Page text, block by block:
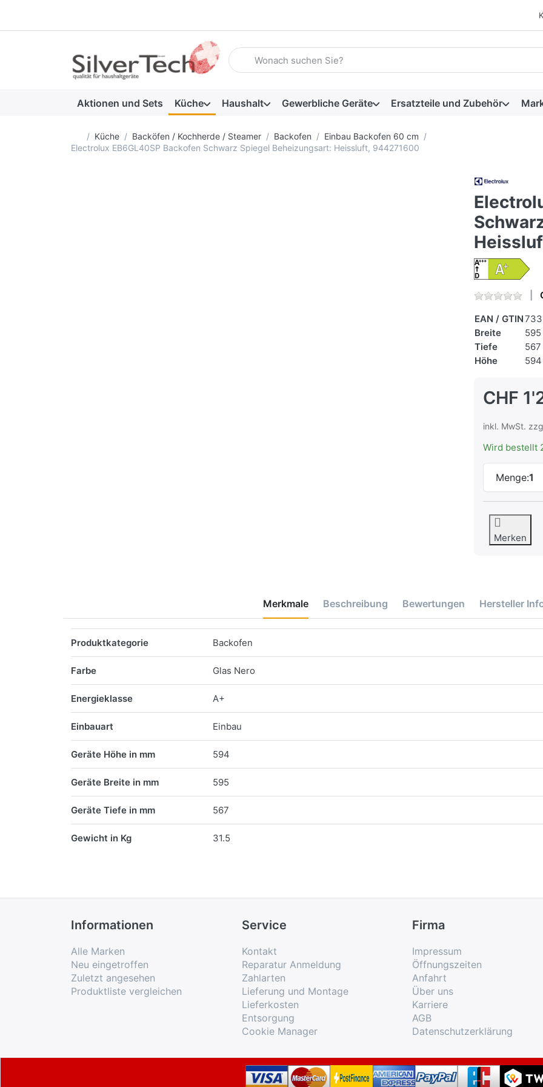
Geben Sie einen Suchbegriff ein. Während Sie tippen, erscheinen
Aktionen und Sets Küche Haushalt Gewerbliche Geräte Ersatzteile und Zubehör
Startseite
Küche Backöfen / Kochherde / Steamer Backofen
Einbau Backofen 60 cm
Electrolux EB6GL40SP Backofen Schwarz Spiegel Beheizungsart: Heissluft, 944271600
EAN / GTIN
Breite
Tiefe
Höhe
CHF
inkl. MwSt.
Wird bestellt
Menge:1
Merken
Merkmale Beschreibung Bewertungen Hersteller
Produktkategorie Backofen
Farbe Glas Nero
Energieklasse A+
Einbauart Einbau
Geräte Höhe in mm 594
Geräte Breite in mm 595
Geräte Tiefe in mm 567
Gewicht in Kg 31.5
Informationen
Alle Marken
Neu eingetroffen
Zuletzt angesehen
Produktliste vergleichen
Service
Kontakt
Reparatur Anmeldung
Zahlarten
Lieferung und Montage
Lieferkosten
Entsorgung
Cookie Manager
Firma
Impressum
Öffnungszeiten
Anfahrt
Über uns
Karriere
AGB
Datenschutzerklärung